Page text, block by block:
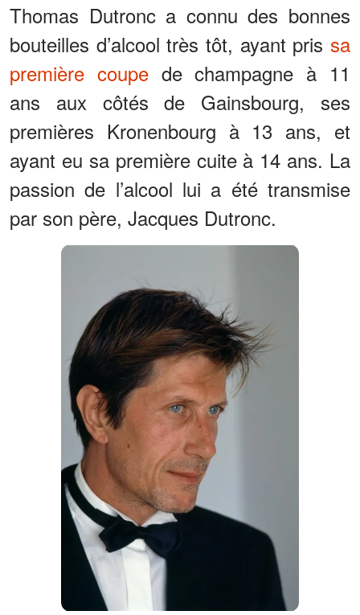
Thomas Dutronc a connu des bonnes
bouteilles d’alcool très tôt, ayant pris sa
première coupede champagne à 11
ans aux côtés de Gainsbourg, ses
premières Kronenbourg à 13 ans, et
ayant eu sa première cuite à 14 ans. La
passion de l’alcool lui a été transmise
par son père, Jacques Dutronc.